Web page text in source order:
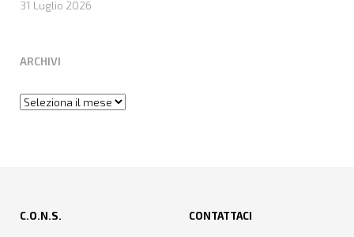
31 Luglio 2026
ARCHIVI
Archivi
C.O.N.S. CONTATTACI